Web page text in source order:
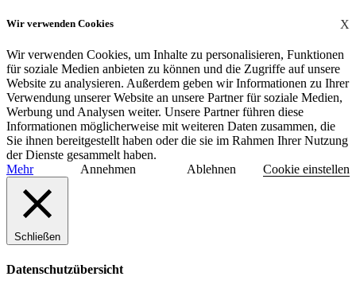
X
Wir verwenden Cookies
Wir verwenden Cookies, um Inhalte zu personalisieren, Funktionen
für soziale Medien anbieten zu können und die Zugriffe auf unsere
Website zu analysieren. Außerdem geben wir Informationen zu Ihrer
Verwendung unserer Website an unsere Partner für soziale Medien,
Werbung und Analysen weiter. Unsere Partner führen diese
Informationen möglicherweise mit weiteren Daten zusammen, die
Sie ihnen bereitgestellt haben oder die sie im Rahmen Ihrer Nutzung
der Dienste gesammelt haben.
Mehr
Annehmen Ablehnen Cookie einstellen
Schließen
Datenschutzübersicht